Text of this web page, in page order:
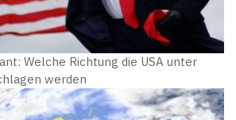
Welche Richtung die USA unter
werden